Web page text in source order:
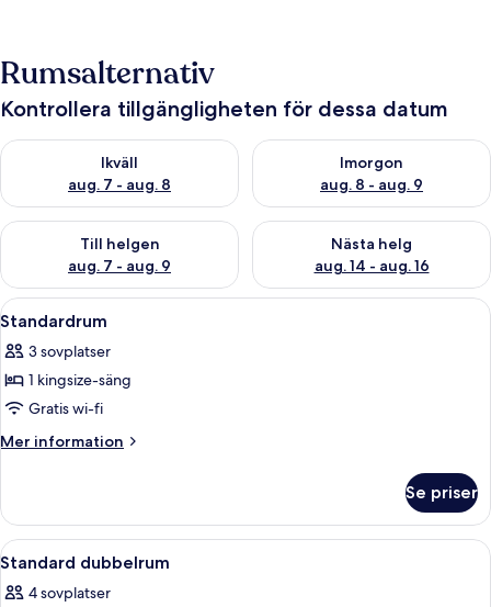
Rumsalternativ
Kontrollera tillgängligheten för dessa datum
Ikväll
aug. 7 - aug. 8
Kontrollera tillgängligheten för ikväll aug. 7 - aug. 8
Imorgon
aug. 8 - aug. 9
Kontrollera tillgängligheten
Till helgen
aug. 7 - aug. 9
Kontrollera tillgängligheten för den här helgen aug. 7 - aug. 9
Nästa helg
aug. 14 - aug. 16
Kontrollera tillgängligheten
Öppna
alla
foton
för
Standardrum
Standardrum | Strykjärn/strykbräda,
1
Standardrum
3 sovplatser
1 kingsize-säng
Gratis wi-fi
Mer information
Mer
Se priser
Öppna
alla
foton
Standard dubbelrum | Strykjärn/
3
Standard dubbelrum
4 sovplatser